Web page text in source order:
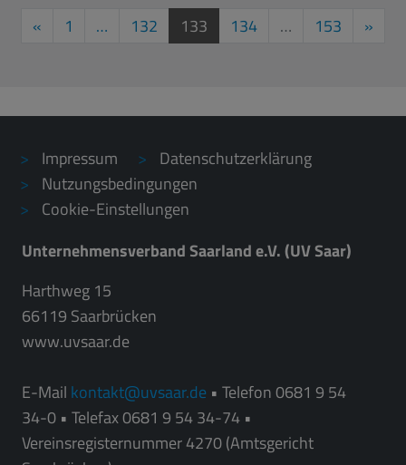
« Vorherige Seite
1 … 132 133 aktuelle Seite
134 … 153 »
Impressum
Datenschutzerklärung
Nutzungsbedingungen
Cookie-Einstellungen
Unternehmensverband Saarland e.V. (UV Saar)
Harthweg 15
66119 Saarbrücken
www.uvsaar.de
E-Mail kontakt uvsaar.de • Telefon 0681 9 54
34-0 • Telefax 0681 9 54 34-74 •
Vereinsregisternummer 4270 (Amtsgericht